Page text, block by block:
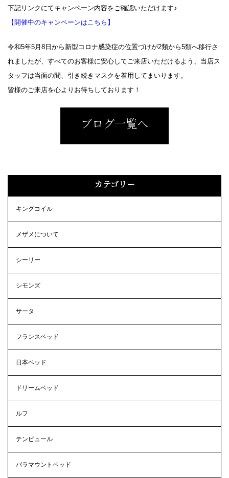
下記リンクにてキャンペーン内容をご確認いただけます♪
【開催中のキャンペーンはこちら】
令和5年5月8日から新型コロナ感染症の位置づけが2類から5類へ移行さ
れましたが、すべてのお客様に安心してご来店いただけるよう、当店ス
タッフは当面の間、引き続きマスクを着用してまいります。
皆様のご来店を心よりお待ちしております！
ブログ一覧へ
カテゴリー
キングコイル
メザメについて
シーリー
シモンズ
サータ
フランスベッド
日本ベッド
ドリームベッド
ルフ
テンピュール
パラマウントベッド